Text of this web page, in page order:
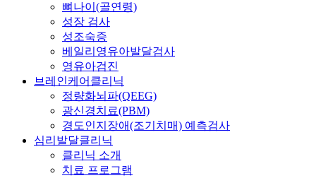
뼈나이(골연령)
성장 검사
성조숙증
베일리영유아발달검사
영유아검진
브레인케어클리닉
정량화뇌파(QEEG)
광신경치료(PBM)
경도인지장애(조기치매) 예측검사
심리발달클리닉
클리닉 소개
치료 프로그램